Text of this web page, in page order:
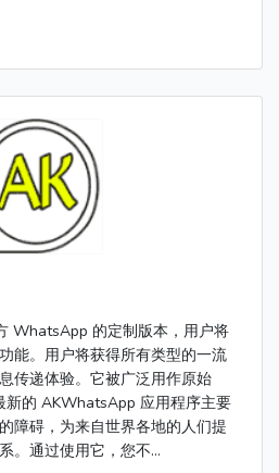
WhatsApp 的定制版本，用户将
能。用户将获得所有类型的一流
传递体验。它被广泛用作原始
的 AKWhatsApp 应用程序主要
障碍，为来自世界各地的人们提
。通过使用它，您不...